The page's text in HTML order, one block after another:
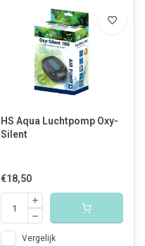
HS Aqua Luchtpomp Oxy-
Silent
€18,50
Vergelijk